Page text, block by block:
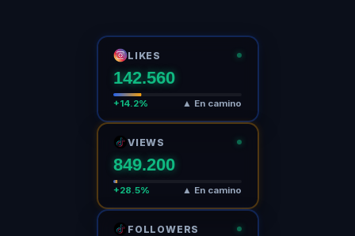
LIKES
142.560
+14.2% ▲ En camino
VIEWS
849.200
+28.5% ▲ En camino
FOLLOWERS